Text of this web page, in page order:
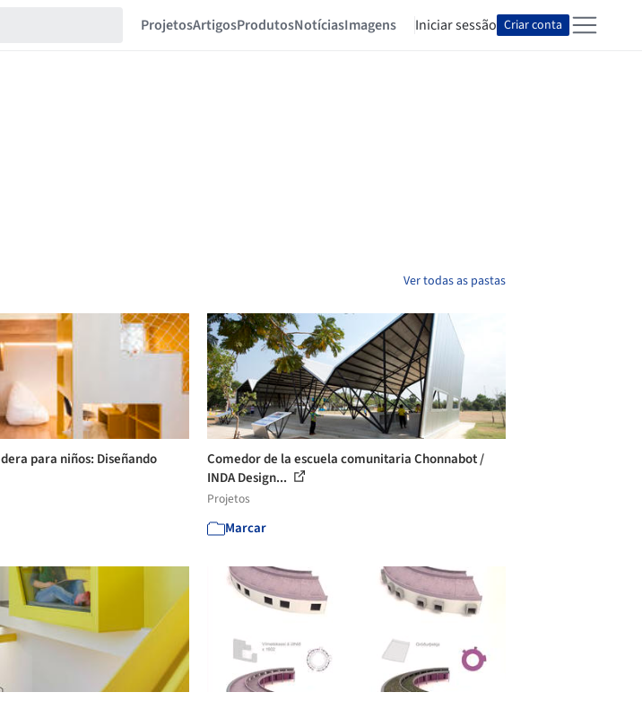
ProjetosArtigosProdutosNotíciasImagens Iniciar sessão Criar conta
Ver todas as pastas
para niños: Diseñando
Comedor de la escuela comunitaria Chonnabot /
INDA Design...
Projetos
Marcar